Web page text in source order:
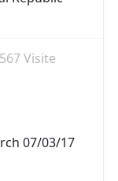
Visite
07/03/17